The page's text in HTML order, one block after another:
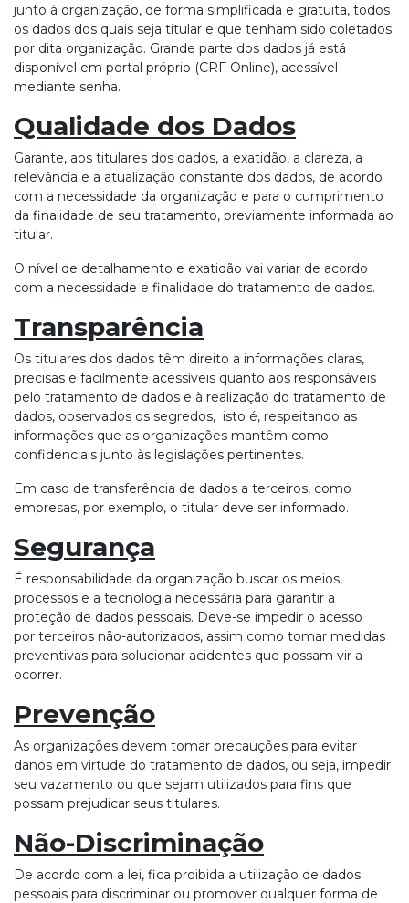
junto à organização, de forma simplificada e gratuita, todos
os dados dos quais seja titular e que tenham sido coletados
por dita organização. Grande parte dos dados já está
disponível em portal próprio (CRF Online), acessível
mediante senha.
Qualidade dos Dados
Garante, aos titulares dos dados, a exatidão, a clareza, a
relevância e a atualização constante dos dados, de acordo
com a necessidade da organização e para o cumprimento
da finalidade de seu tratamento, previamente informada ao
titular.
O nível de detalhamento e exatidão vai variar de acordo
com a necessidade e finalidade do tratamento de dados.
Transparência
Os titulares dos dados têm direito a informações claras,
precisas e facilmente acessíveis quanto aos responsáveis
pelo tratamento de dados e à realização do tratamento de
dados, observados os segredos, isto é, respeitando as
informações que as organizações mantêm como
confidenciais junto às legislações pertinentes.
Em caso de transferência de dados a terceiros, como
empresas, por exemplo, o titular deve ser informado.
Segurança
É responsabilidade da organização buscar os meios,
processos e a tecnologia necessária para garantir a
proteção de dados pessoais. Deve-se impedir o acesso
por terceiros não-autorizados, assim como tomar medidas
preventivas para solucionar acidentes que possam vir a
ocorrer.
Prevenção
As organizações devem tomar precauções para evitar
danos em virtude do tratamento de dados, ou seja, impedir
seu vazamento ou que sejam utilizados para fins que
possam prejudicar seus titulares.
Não-Discriminação
De acordo com a lei, fica proibida a utilização de dados
pessoais para discriminar ou promover qualquer forma de